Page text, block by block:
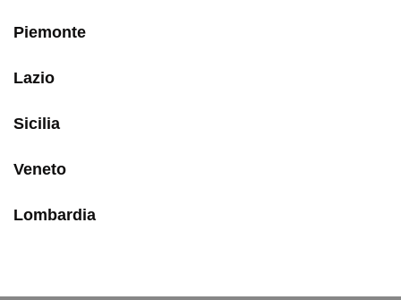
Piemonte
Lazio
Sicilia
Veneto
Lombardia